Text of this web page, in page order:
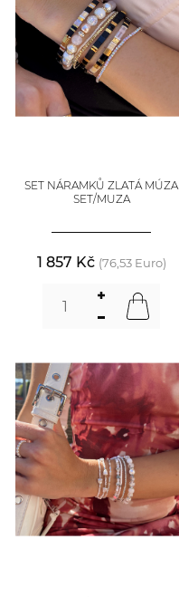
SET NÁRAMKŮ ZLATÁ MÚZA
SET/MUZA
1 857 Kč (76,53 Euro)